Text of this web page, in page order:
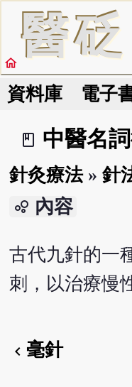
醫砭
home
資料庫 電子
book_2
中醫名
針灸療法» 針
bubble_chart 內容
古代九針的一
刺，以治療慢
chevron_left 毫針